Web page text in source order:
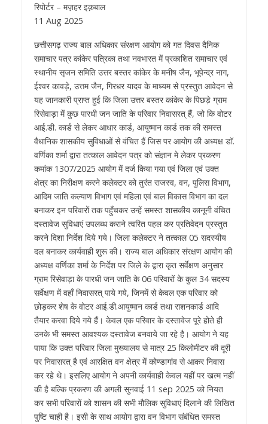
रिपोर्टर – मज़हर इक़बाल
11 Aug 2025
छत्तीसगढ़ राज्य बाल अधिकार संरक्षण आयोग को गत दिवस दैनिक
समाचार पत्र कांकेर पत्रिका तथा नवभारत में प्रकाशित समाचार एवं
स्थानीय सृजन समिति उत्तर बस्तर कांकेर के मनीष जैन, भूपेन्द्र नाग,
ईश्वर कावड़े, उत्तम जैन, गिरधर यादव के माध्यम से प्रस्तुत आवेदन से
यह जानकारी प्राप्त हुई कि जिला उत्तर बस्तर कांकेर के पिछड़े ग्राम
रिसेवाड़ा में कुछ पारधी जन जाति के परिवार निवासरत् हैं, जो कि वोटर
आई.डी. कार्ड से लेकर आधार कार्ड, आयुष्मान कार्ड तक की समस्त
वैधानिक शासकीय सुविधाओं से वंचित हैं जिस पर आयोग की अध्यक्ष डॉ.
वर्णिका शर्मा द्वारा तत्काल आवेदन पत्र को संज्ञान मे लेकर प्रकरण
कमांक 1307/2025 आयोग में दर्ज किया गया एवं जिला एवं उक्त
क्षेत्र का निरीक्षण करने कलेक्टर को तुरंत राजस्व, वन, पुलिस विभाग,
आदिम जाति कल्याण विभाग एवं महिला एवं बाल विकास विभाग का दल
बनाकर इन परिवारों तक पहुँचकर उन्हें समस्त शासकीय कानूनी वंचित
दस्तावेज सुविधाएं उपलब्ध कराने त्वरित पहल कर प्रतिवेदन प्रस्तुत
करने दिशा निर्देश दिये गये। जिला कलेक्टर ने तत्काल 05 सदस्यीय
दल बनाकर कार्यवाही शुरू की। राज्य बाल अधिकार संरक्षण आयोग की
अध्यक्ष वर्णिका शर्मा के निर्देश पर जिले के द्वारा कृत सर्वेक्षण अनुसार
ग्राम रिसेवाड़ा के पारधी जन जाति के 06 परिवारों के कुल 34 सदस्य
सर्वेक्षण में वहाँ निवासरत् पाये गये, जिनमें से केवल एक परिवार को
छोड़कर शेष के वोटर आई.डी.आयुष्मान कार्ड तथा राशनकार्ड आदि
तैयार करवा दिये गये हैं। केवल एक परिवार के दस्तावेज पूरे होते ही
उनके भी समस्त आवश्यक दस्तावेज बनवाये जा रहे है। आयोग ने यह
पाया कि उक्त परिवार जिला मुख्यालय से मात्र 25 किलोमीटर की दूरी
पर निवासरत् है एवं आरक्षित वन क्षेत्र में कोण्डागांव से आकर निवास
कर रहे थे। इसलिए आयोग ने अपनी कार्यवाही केवल यहीं पर खत्म नहीं
की है बल्कि प्रकरण की अगली सुनवाई 11 sep 2025 को नियत
कर सभी परिवारों को शासन की सभी मौलिक सुविधाएं दिलाने की लिखित
पुष्टि चाही है। इसी के साथ आयोग द्वारा वन विभाग संबंधित समस्त